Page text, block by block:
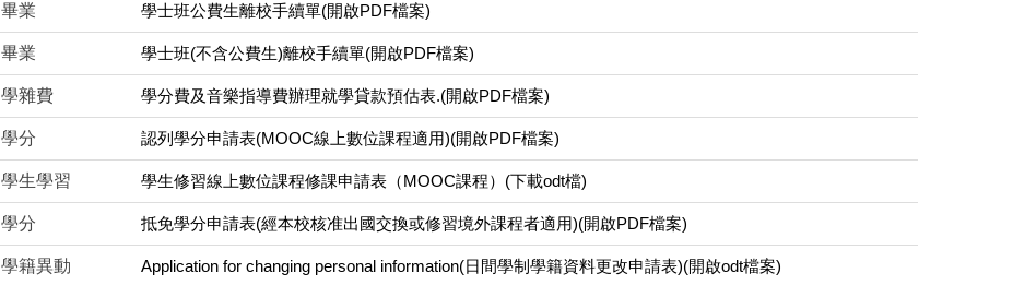
畢業 學士班公費生離校手續單(開啟PDF檔案)
畢業 學士班(不含公費生)離校手續單(開啟PDF檔案)
學雜費 學分費及音樂指導費辦理就學貸款預估表.(開啟PDF檔案)
學分 認列學分申請表(MOOC線上數位課程適用)(開啟PDF檔案)
學生學習 學生修習線上數位課程修課申請表（MOOC課程）(下載odt檔)
學分 抵免學分申請表(經本校核准出國交換或修習境外課程者適用)(開啟PDF檔案)
學籍異動 Application for changing personal information(日間學制學籍資料更改申請表)(開啟odt檔案)